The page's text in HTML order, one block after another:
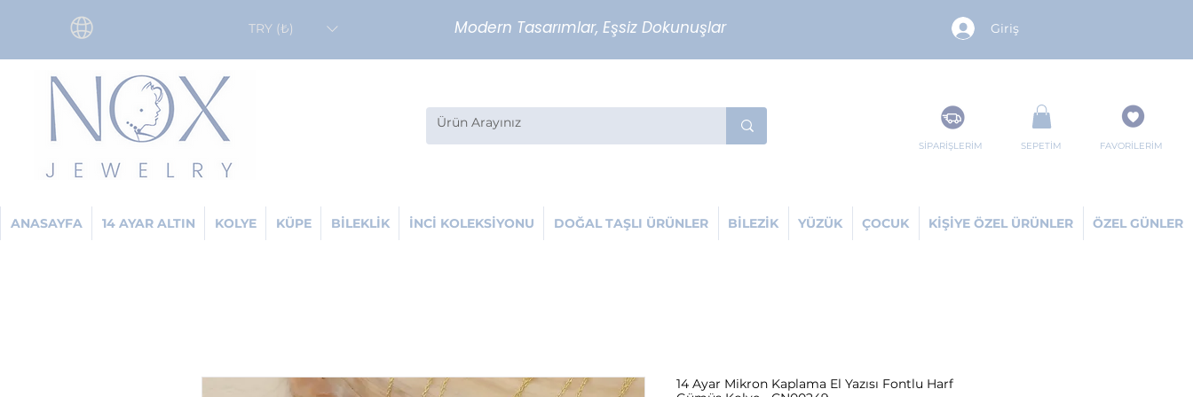
TRY (₺) Modern Tasarımlar, Eşsiz Dokunuşlar Giriş
SİPARİŞLERİM SEPETİM FAVORİLERİM
ANASAYFA 14 AYAR ALTIN KOLYE KÜPE BİLEKLİK İNCİ KOLEKSİYONU DOĞAL TAŞLI ÜRÜNLER BİLEZİK YÜZÜK ÇOCUK KİŞİYE ÖZEL ÜRÜNLER ÖZEL GÜNLER
14 Ayar Mikron Kaplama El Yazısı Fontlu Harf